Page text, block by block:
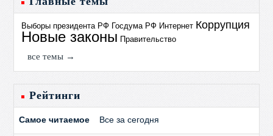
Выборы президента РФ Госдума РФ Интернет Коррупция
Новые законы Правительство
все темы →
Рейтинги
Самое читаемое Все за сегодня